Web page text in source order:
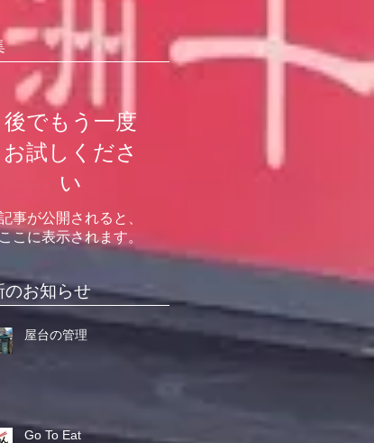
後でもう一度
お試しくださ
い
事が公開されると、
こに表示されます。
のお知らせ
屋台の管理
Go To Eat